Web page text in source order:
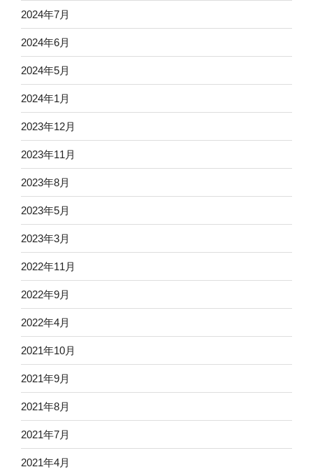
2024年7月
2024年6月
2024年5月
2024年1月
2023年12月
2023年11月
2023年8月
2023年5月
2023年3月
2022年11月
2022年9月
2022年4月
2021年10月
2021年9月
2021年8月
2021年7月
2021年4月